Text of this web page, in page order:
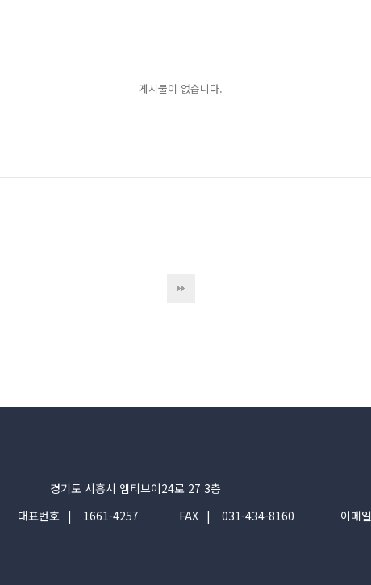
게시물이 없습니다.
경기도 시흥시 엠티브이24로 27 3층
대표번호
1661-4257 FAX 031-434-8160 이메일